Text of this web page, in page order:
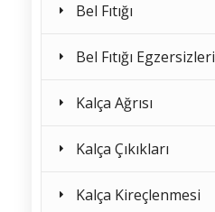
Bel Fıtığı
Bel Fıtığı Egzersizleri
Kalça Ağrısı
Kalça Çıkıkları
Kalça Kireçlenmesi